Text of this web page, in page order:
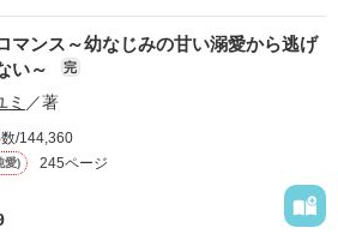
マンス～幼なじみの甘い溺愛から逃げ
い～
完
ミ ／著
/144,360
愛) 245ページ